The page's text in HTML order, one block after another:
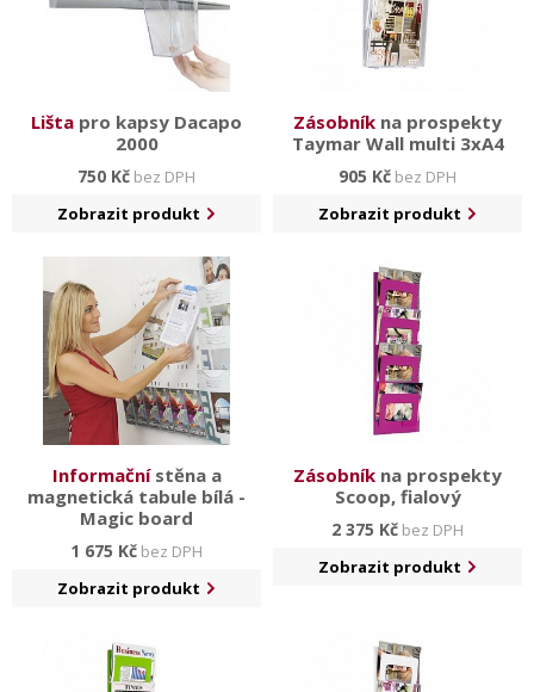
Lišta pro kapsy Dacapo
2000
750 Kč bez DPH
Zobrazit produkt
Zásobník na prospekty
Taymar Wall multi 3xA4
905 Kč bez DPH
Zobrazit produkt
Informačnístěna a
magnetická tabule bílá -
Magic board
1 675 Kč bez DPH
Zobrazit produkt
Zásobník na prospekty
Scoop, fialový
2 375 Kč bez DPH
Zobrazit produkt